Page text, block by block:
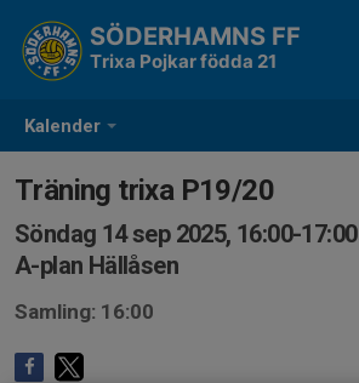
Kalender
SÖDERHAMNS FF
Trixa Pojkar födda 21
Träning trixa P19/20
Söndag 14 sep 2025, 16:00-17:00
A-plan Hällåsen
Samling: 16:00